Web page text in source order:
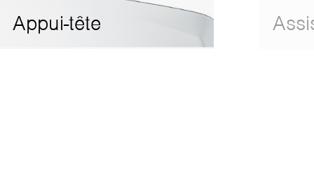
Appui-tête
assise